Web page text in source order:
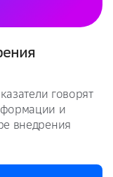
говорят
и
внедрения